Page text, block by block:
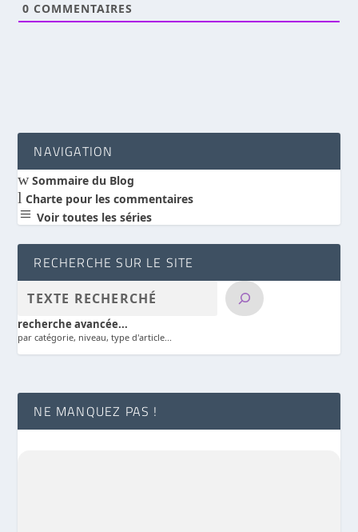
0 COMMENTAIRES
NAVIGATION
wSommaire du Blog
l Charte pour les commentaires
a Voir toutes les séries
RECHERCHE SUR LE SITE
recherche avancée...
par catégorie, niveau, type d'article...
NE MANQUEZ PAS !